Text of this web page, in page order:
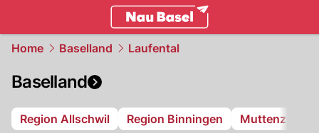
Home Baselland Laufental
Baselland
Region Allschwil Region Binningen Muttenz